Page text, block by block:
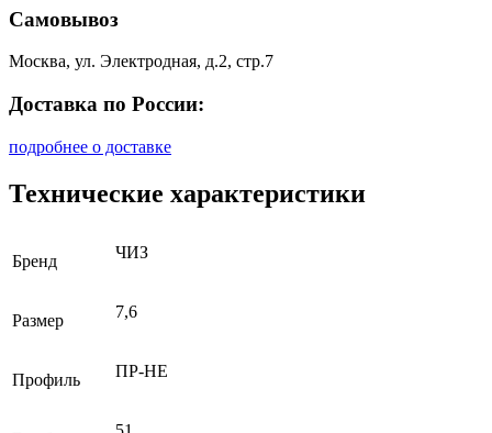
Самовывоз
Москва, ул. Электродная, д.2, стр.7
Доставка по России:
подробнее о доставке
Технические характеристики
Бренд ЧИЗ
Размер 7,6
Профиль ПР-НЕ